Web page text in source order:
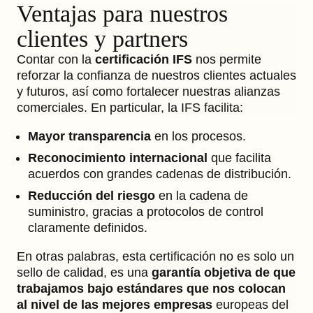
Ventajas para nuestros
clientes y partners
Contar con la certificación IFS nos permite
reforzar la confianza de nuestros clientes actuales
y futuros, así como fortalecer nuestras alianzas
comerciales. En particular, la IFS facilita:
Mayor transparencia en los procesos.
Reconocimiento internacional que facilita
acuerdos con grandes cadenas de distribución.
Reducción del riesgo en la cadena de
suministro, gracias a protocolos de control
claramente definidos.
En otras palabras, esta certificación no es solo un
sello de calidad, es una garantía objetiva de que
trabajamos bajo estándares que nos colocan
al nivel de las mejores empresas europeas del